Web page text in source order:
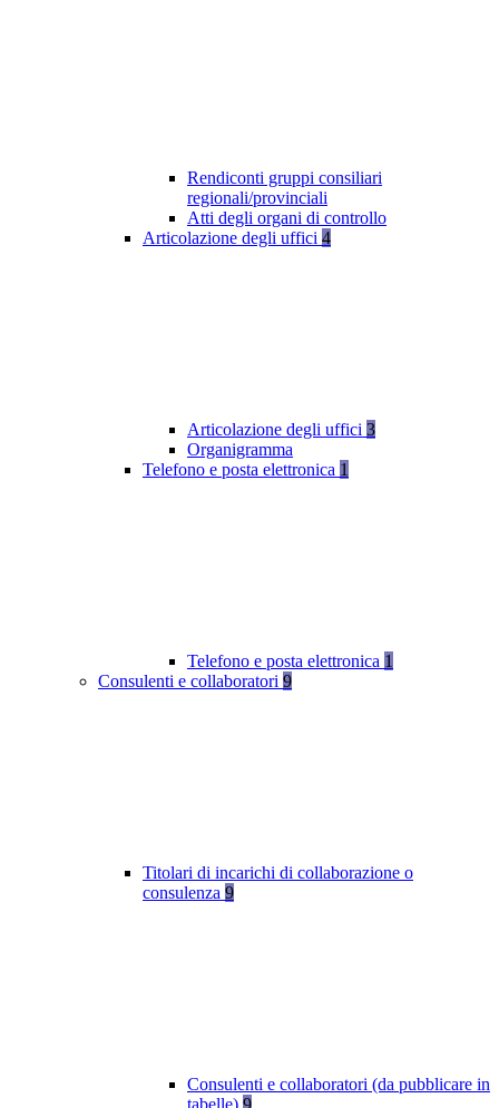
Rendiconti gruppi consiliari
regionali/provinciali
Atti degli organi di controllo
Articolazione degli uffici 4
Articolazione degli uffici 3
Organigramma
Telefono e posta elettronica 1
Telefono e posta elettronica 1
Consulenti e collaboratori 9
Titolari di incarichi di collaborazione o
consulenza 9
Consulenti e collaboratori (da pubblicare in